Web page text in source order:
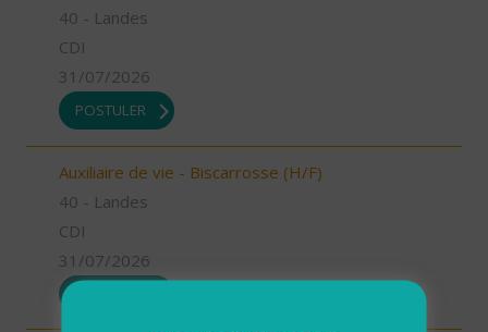
40 - Landes
CDI
31/07/2026
POSTULER
Auxiliaire de vie - Biscarrosse (H/F)
40 - Landes
CDI
31/07/2026